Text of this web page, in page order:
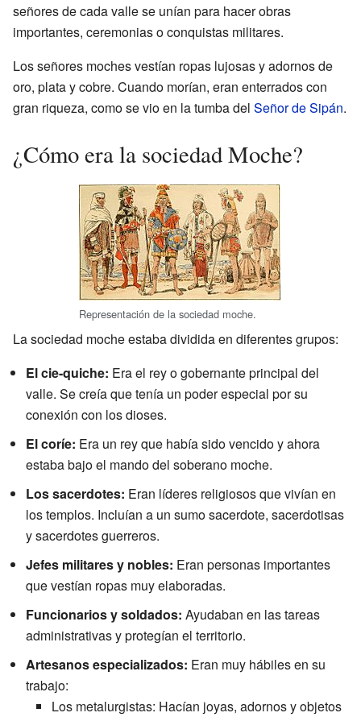
señores de cada valle se unían para hacer obras
importantes, ceremonias o conquistas militares.
Los señores moches vestían ropas lujosas y adornos de
oro, plata y cobre. Cuando morían, eran enterrados con
gran riqueza, como se vio en la tumba del Señor de Sipán.
¿Cómo era la sociedad Moche?
Representación de la sociedad moche.
La sociedad moche estaba dividida en diferentes grupos:
El cie-quiche: Era el rey o gobernante principal del
valle. Se creía que tenía un poder especial por su
conexión con los dioses.
El coríe: Era un rey que había sido vencido y ahora
estaba bajo el mando del soberano moche.
Los sacerdotes: Eran líderes religiosos que vivían en
los templos. Incluían a un sumo sacerdote, sacerdotisas
y sacerdotes guerreros.
Jefes militares y nobles: Eran personas importantes
que vestían ropas muy elaboradas.
Funcionarios y soldados: Ayudaban en las tareas
administrativas y protegían el territorio.
Artesanos especializados: Eran muy hábiles en su
trabajo:
Los metalurgistas: Hacían joyas, adornos y objetos